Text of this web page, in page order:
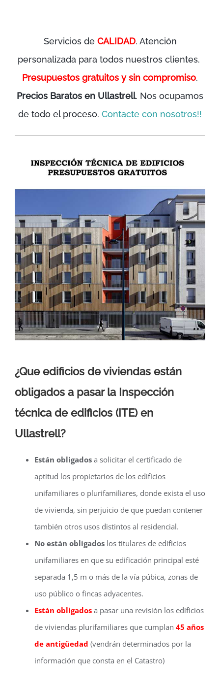
Servicios de CALIDAD. Atención
personalizada para todos nuestros clientes.
Presupuestos gratuitos y sin compromiso.
Precios Baratos en Ullastrell. Nos ocupamos
de todo el proceso. Contacte con nosotros!!
¿Que edificios de viviendas están
obligados a pasar la Inspección
técnica de edificios (ITE) en
Ullastrell?
Están obligados a solicitar el certificado de
aptitud los propietarios de los edificios
unifamiliares o plurifamiliares, donde exista el uso
de vivienda, sin perjuicio de que puedan contener
también otros usos distintos al residencial.
No están obligados los titulares de edificios
unifamiliares en que su edificación principal esté
separada 1,5 m o más de la vía púbica, zonas de
uso público o fincas adyacentes.
Están obligados a pasar una revisión los edificios
de viviendas plurifamiliares que cumplan 45 años
de antigüedad (vendrán determinados por la
información que consta en el Catastro)